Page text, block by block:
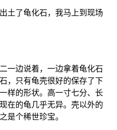
了龟化石，我马上到现场
边说着，一边拿着龟化石
，只有龟壳很好的保存了下
样的形状。高一寸七分、长
在的龟几乎无异。壳以外的
是个稀世珍宝。